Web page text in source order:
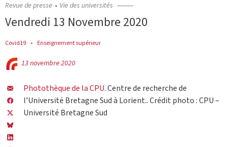
Revue de presse Vie des universités
Vendredi 13 Novembre 2020
Covid19 Enseignement supérieur
13 novembre 2020
Photothèque de la CPU. Centre de recherche de
l’Université Bretagne Sud à Lorient.. Crédit photo : CPU –
Université Bretagne Sud